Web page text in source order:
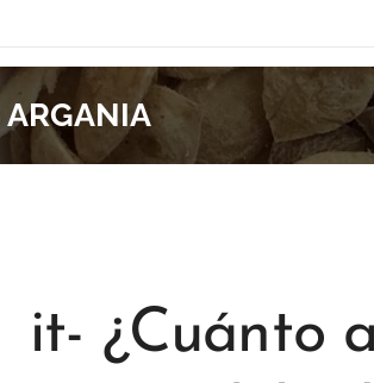
ARGANIA
it- ¿Cuánto